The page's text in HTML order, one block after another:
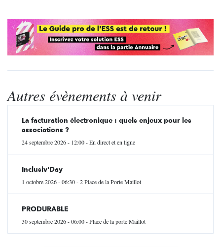
Autres évènements à venir
La facturation électronique : quels enjeux pour les
associations ?
24 septembre 2026 - 12:00 - En direct et en ligne
Inclusiv'Day
1 octobre 2026 - 06:30 - 2 Place de la Porte Maillot
PRODURABLE
30 septembre 2026 - 06:00 - Place de la porte Maillot